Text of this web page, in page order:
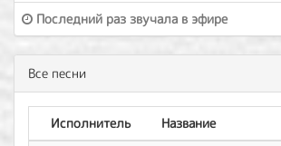
Последний раз звучала в эфире
Все песни
Исполнитель Название